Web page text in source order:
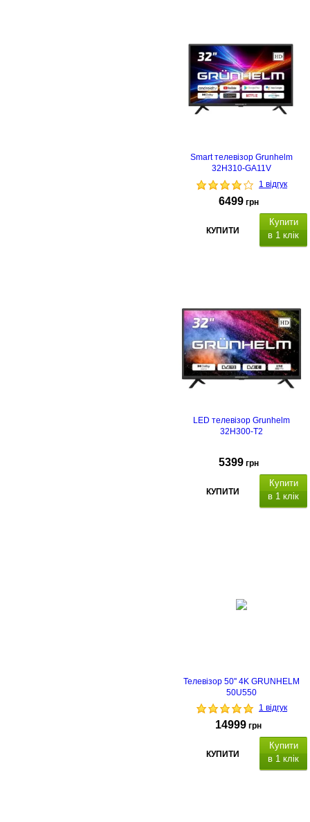
отужність звуку 2х2
Вт,інтерфейс:USB,
EARphones,COAX,AV, HDMI2,
HDMI1 ,ANT. Настінне кріплення
VESA: 100х100.Гарантійний
термін 24 місяці.
Smart телевізор Grunhelm
32H310-GA11V
1 відгук
6499 грн
КУПИТИ
Купити
в 1 клік
управління,
HDMI USB
LAN,AV,Компонентний
,CI+,RF ТВ
Тюнер:ATV:100CH/DTV:
1000CH.
LED телевізор Grunhelm
32H300-T2
5399 грн
КУПИТИ
Купити
в 1 клік
. Настінне кріплення
Телевізор 50'' 4K GRUNHELM
50U550
1 відгук
14999 грн
КУПИТИ
Купити
в 1 клік